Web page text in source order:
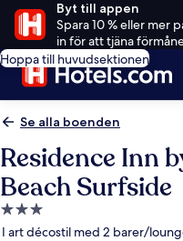
Byt till appen
Spara 10 % eller mer
in för att tjäna
Hoppa till huvudsektionen
Se alla boenden
Residence Inn
Beach Surfside
3.0-
stjärnigt
I art décostil med 2 barer/